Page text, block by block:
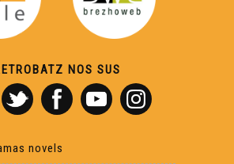
NOS SUS
novels